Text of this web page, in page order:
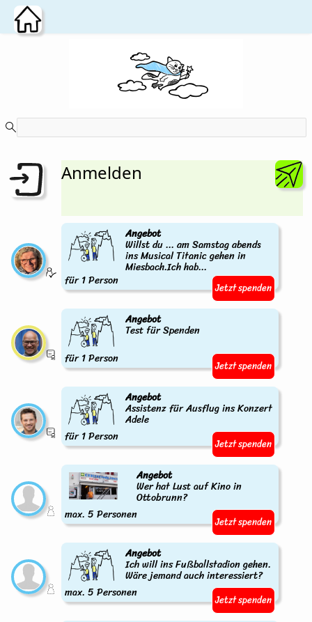
Zum Hauptinhalt wechseln
Anmelden
Angebot
Willst du ... am Samstag abends
ins Musical Titanic gehen in
Miesbach.Ich hab...
für 1 Person Jetzt spenden
Angebot
Test für Spenden
für 1 Person
Jetzt spenden
Angebot
Assistenz für Ausflug ins Konzert
Adele
für 1 Person
Jetzt spenden
Angebot
Wer hat Lust auf Kino in
Ottobrunn?
max. 5 Personen
Jetzt spenden
Angebot
Ich will ins Fußballstadion gehen.
Wäre jemand auch interessiert?
max. 5 Personen
Jetzt spenden